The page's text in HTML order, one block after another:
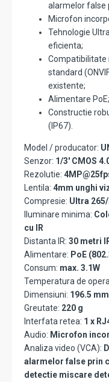
alarmelor false
Microfon
Tehnologie
eficienta;
Compatibilitate
standard
existente;
Alimentare PoE;
Constructie
(IP67).
Model / producator:
Senzor: 1/3' CMOS
Rezolutie:
Lentila: 4mm unghi
Compresie: Ultra
Iluminare minima:
cu IR
Distanta IR: 30 metri
Alimentare: PoE
Consum: max. 3.1W
Temperatura de
Dimensiuni: 196.5
Greutate: 220 g
Interfata retea: 1 x
Audio: Microfon
Analiza video (VCA):
alarmelor false prin
detectie miscare